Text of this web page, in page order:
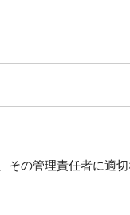
その管理責任者に適